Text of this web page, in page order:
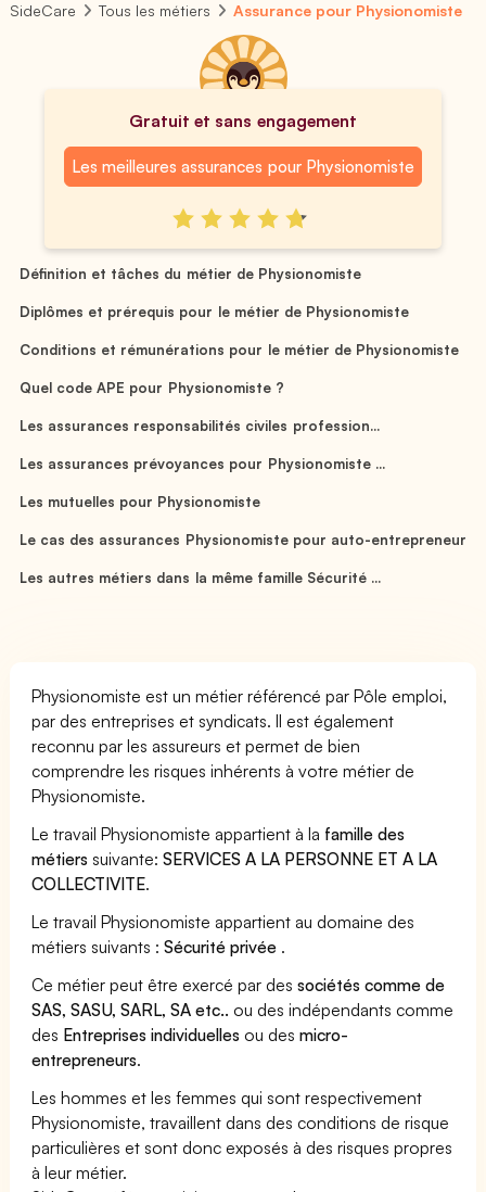
SideCare Tous les métiers Assurance pour Physionomiste
Gratuit et sans engagement
Les meilleures assurances pour Physionomiste
Définition et tâches du métier de Physionomiste
Diplômes et prérequis pour le métier de Physionomiste
Conditions et rémunérations pour le métier de Physionomiste
Quel code APE pour Physionomiste ?
Les assurances responsabilités civiles profession...
Les assurances prévoyances pour Physionomiste ...
Les mutuelles pour Physionomiste
Le cas des assurances Physionomiste pour auto-entrepreneur
Les autres métiers dans la même famille Sécurité ...
Physionomiste est un métier référencé par Pôle emploi,
par des entreprises et syndicats. Il est également
reconnu par les assureurs et permet de bien
comprendre les risques inhérents à votre métier de
Physionomiste.
Le travail Physionomiste appartient à la famille des
métiers suivante:SERVICES A LA PERSONNE ET A LA
COLLECTIVITE.
Le travail Physionomiste appartient au domaine des
métiers suivants :Sécurité privée .
Ce métier peut être exercé par dessociétés comme de
SAS, SASU, SARL, SA etc.. ou des indépendants comme
des Entreprises individuelles ou desmicro-
entrepreneurs.
Les hommes et les femmes qui sont respectivement
Physionomiste, travaillent dans des conditions de risque
particulières et sont donc exposés à des risques propres
à leur métier.